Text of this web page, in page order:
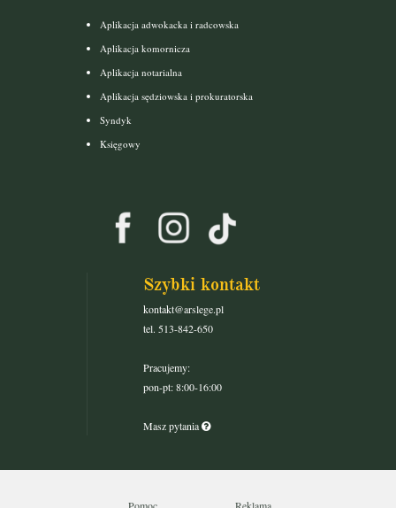
Aplikacja adwokacka i radcowska
Aplikacja komornicza
Aplikacja notarialna
Aplikacja sędziowska i prokuratorska
Syndyk
Księgowy
Szybki kontakt
kontakt@arslege.pl
tel. 513-842-650
Pracujemy:
pon-pt: 8:00-16:00
Masz pytania